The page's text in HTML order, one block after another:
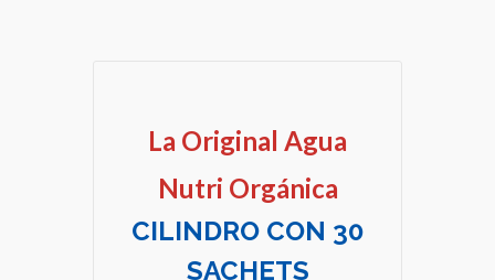
La Original Agua
Nutri Orgánica
CILINDRO CON 30
SACHETS